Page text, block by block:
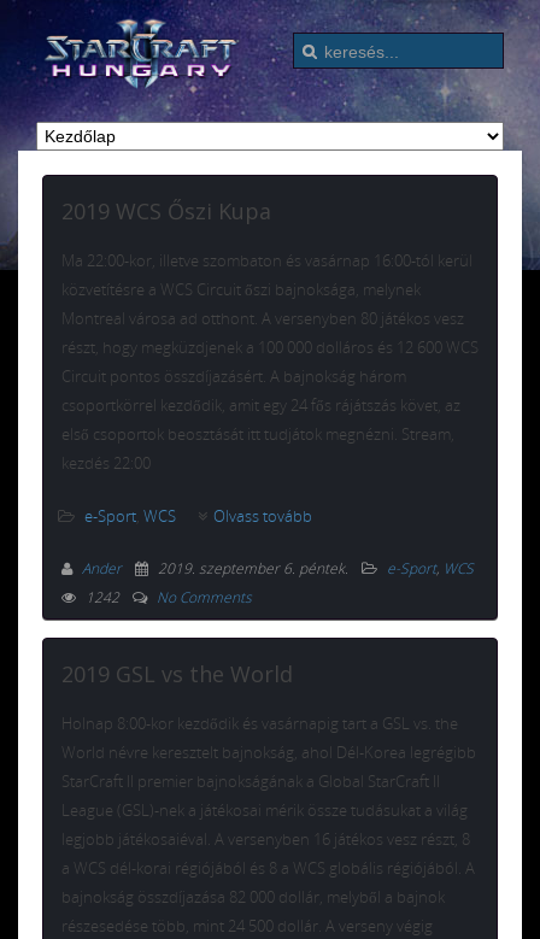
2019 WCS Őszi Kupa
Ma 22:00-kor, illetve szombaton és vasárnap 16:00-tól kerül
közvetítésre a WCS Circuit őszi bajnoksága, melynek
Montreal városa ad otthont. A versenyben 80 játékos vesz
részt, hogy megküzdjenek a 100 000 dolláros és 12 600 WCS
Circuit pontos összdíjazásért. A bajnokság három
csoportkörrel kezdődik, amit egy 24 fős rájátszás követ, az
első csoportok beosztását itt tudjátok megnézni. Stream,
kezdés 22:00
e-Sport, WCS Olvass tovább
Ander 2019. szeptember 6. péntek. e-Sport, WCS
1242
No Comments
2019 GSL vs the World
Holnap 8:00-kor kezdődik és vasárnapig tart a GSL vs. the
World névre keresztelt bajnokság, ahol Dél-Korea legrégibb
StarCraft II premier bajnokságának a Global StarCraft II
League (GSL)-nek a játékosai mérik össze tudásukat a világ
legjobb játékosaiéval. A versenyben 16 játékos vesz részt, 8
a WCS dél-korai régiójából és 8 a WCS globális régiójából. A
bajnokság összdíjazása 82 000 dollár, melyből a bajnok
részesedése több, mint 24 500 dollár. A verseny végig